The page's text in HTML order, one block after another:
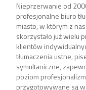
Nieprzerwanie od
profesjonalne biuro
miasto, w którym z
skorzystało już wielu
klientów
tłumaczenia ustne,
symultaniczne,
poziom
przygotowywane są